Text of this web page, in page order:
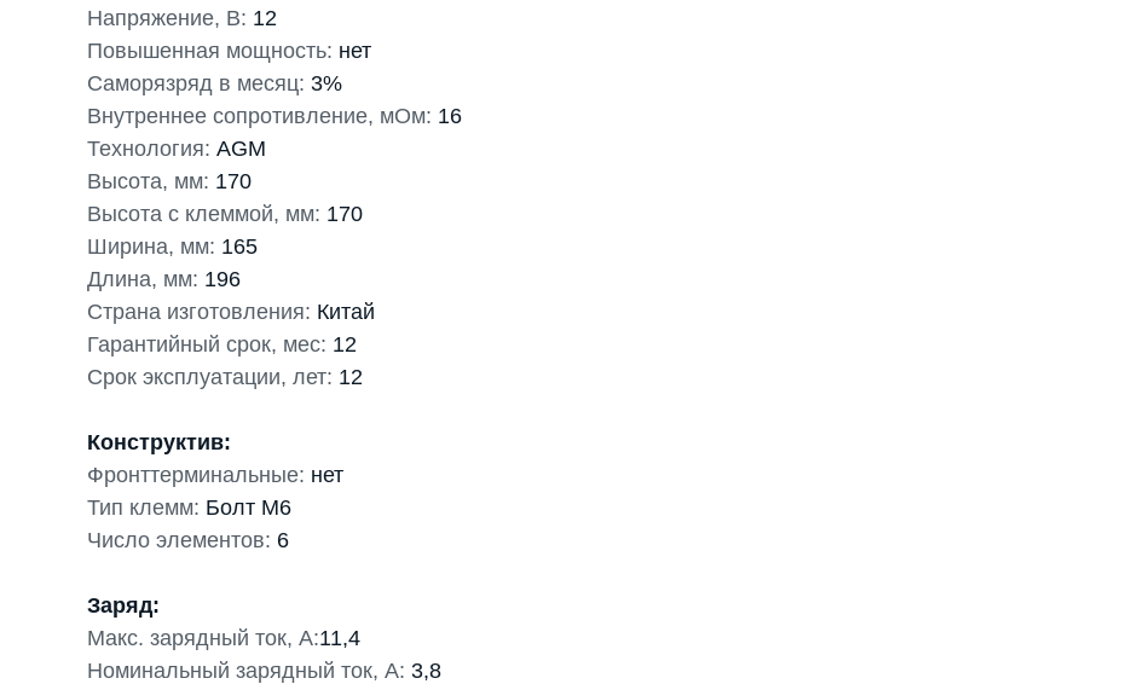
Напряжение, В: 12
Повышенная мощность: нет
Саморязряд в месяц: 3%
Внутреннее сопротивление, мОм: 16
Технология: AGM
Высота, мм: 170
Высота с клеммой, мм: 170
Ширина, мм: 165
Длина, мм: 196
Страна изготовления: Китай
Гарантийный срок, мес: 12
Срок эксплуатации, лет: 12
Конструктив:
Фронттерминальные: нет
Тип клемм: Болт М6
Число элементов: 6
Заряд:
Макс. зарядный ток, А:11,4
Номинальный зарядный ток, А: 3,8